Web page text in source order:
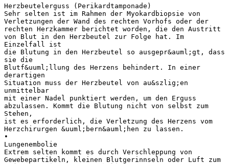
Herzbeutelerguss (Perikardtamponade)
Sehr selten ist im Rahmen der Myokardbiopsie von
Verletzungen der Wand des rechten Vorhofs oder der
rechten Herzkammer berichtet worden, die den Austritt
von Blut in den Herzbeutel zur Folge hat. Im
Einzelfall ist
die Blutung in den Herzbeutel so ausgepr&auml;gt, dass
sie die
Blutf&uuml;llung des Herzens behindert. In einer
derartigen
Situation muss der Herzbeutel von au&szlig;en
unmittelbar
mit einer Nadel punktiert werden, um den Erguss
abzulassen. Kommt die Blutung nicht von selbst zum
Stehen,
ist es erforderlich, die Verletzung des Herzens vom
Herzchirurgen &uuml;bern&auml;hen zu lassen.
•
Lungenembolie
Extrem selten kommt es durch Verschleppung von
Gewebepartikeln, kleinen Blutgerinnseln oder Luft zum